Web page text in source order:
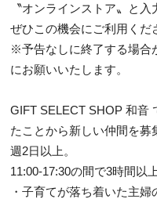
〝オンラインストア〟と
ぜひこの機会にご利用くだ
※予告なしに終了する場合
にお願いいたします。
GIFT SELECT SHOP 和音
たことから新しい仲間を募
週2日以上。
11:00-17:30の間で3時間以
・子育てが落ち着いた主婦